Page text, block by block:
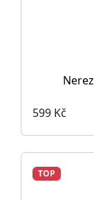
599 Kč
TOP